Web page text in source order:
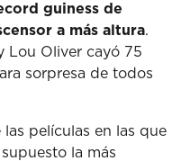
guiness de
a más altura.
Lou Oliver cayó 75
sorpresa de todos
las películas en las que
la más